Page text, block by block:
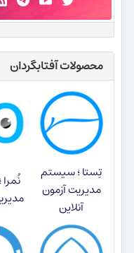
محصولات آفتابگردان
تِستا ؛ سیستم
مدیریت آزمون
آنلاین